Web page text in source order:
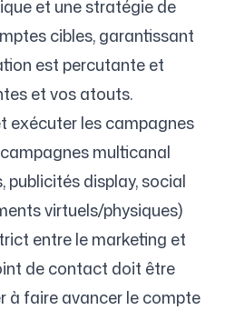
et une stratégie de
cibles, garantissant
est percutante et
et vos atouts.
exécuter les campagnes
multicanal
publicités display, social
virtuels/physiques)
entre le marketing et
de contact doit être
à faire avancer le compte